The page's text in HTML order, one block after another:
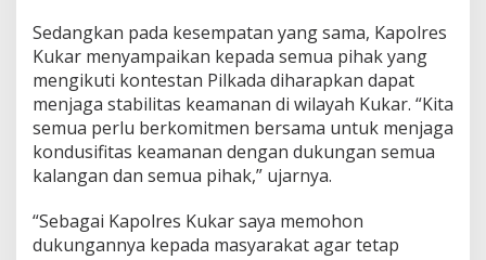
Sedangkan pada kesempatan yang sama, Kapolres
Kukar menyampaikan kepada semua pihak yang
mengikuti kontestan Pilkada diharapkan dapat
menjaga stabilitas keamanan di wilayah Kukar. “Kita
semua perlu berkomitmen bersama untuk menjaga
kondusifitas keamanan dengan dukungan semua
kalangan dan semua pihak,” ujarnya.
“Sebagai Kapolres Kukar saya memohon
dukungannya kepada masyarakat agar tetap